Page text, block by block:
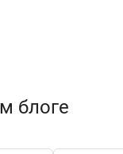
блоге